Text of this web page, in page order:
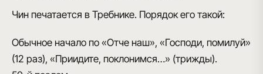
Чин печатается в Требнике. Порядок его такой:
Обычное начало по «Отче наш», «Господи, помилуй»
(12 раз), «Приидите, поклонимся…» (трижды).